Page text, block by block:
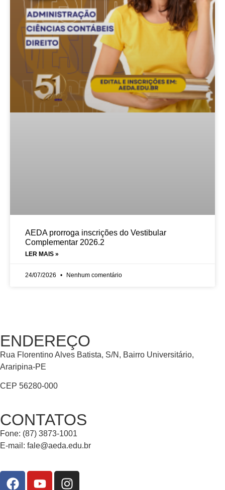
AEDA prorroga inscrições do Vestibular
Complementar 2026.2
LER MAIS »
24/07/2026 Nenhum comentário
ENDEREÇO
Rua Florentino Alves Batista, S/N, Bairro Universitário,
Araripina-PE
CEP 56280-000
CONTATOS
Fone: (87) 3873-1001
E-mail: fale@aeda.edu.br